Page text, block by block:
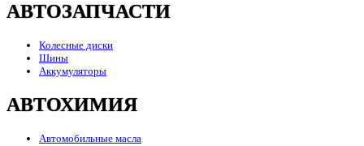
АВТОЗАПЧАСТИ
Колесные диски
Шины
Аккумуляторы
АВТОХИМИЯ
Автомобильные масла